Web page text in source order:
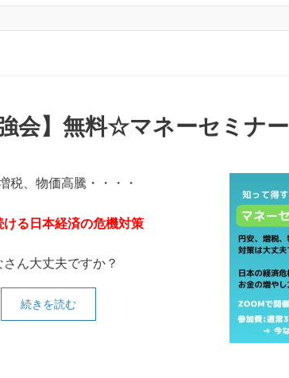
強会】無料☆マネーセミナー
税、物価高騰・・・・
ける日本経済の危機対策
さん大丈夫ですか？
続きを読む